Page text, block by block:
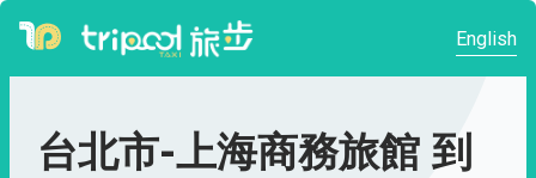
English
台北市-上海商務旅館 到